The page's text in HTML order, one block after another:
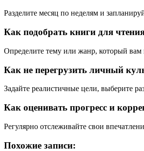
Разделите месяц по неделям и
Как подобрать книги для
Определите тему или жанр, который вам
Как не перегрузить личный
Задайте реалистичные цели, выберите
Как оценивать прогресс и
Регулярно отслеживайте свои
Похожие записи: